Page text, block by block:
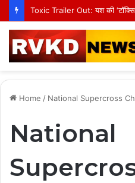
Home / National Supercross
National